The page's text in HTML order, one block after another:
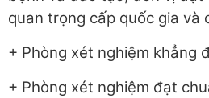
quan trọng cấp quốc gia và
+ Phòng xét nghiệm khẳng
+ Phòng xét nghiệm đạt